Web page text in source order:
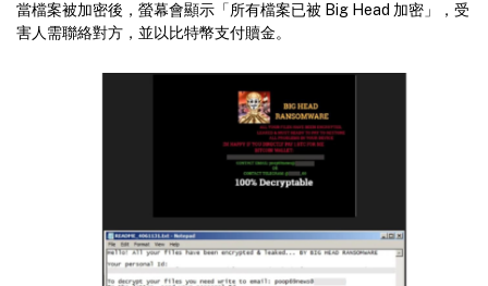
當檔案被加密後，螢幕會顯示「所有檔案已被 Big Head 加密」，受
害人需聯絡對方，並以比特幣支付贖金。